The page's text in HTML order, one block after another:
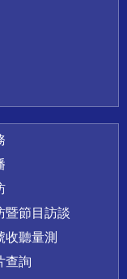
暨節目訪談
收聽量測
查詢